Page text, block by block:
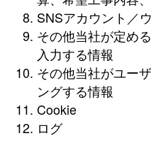
SNSアカウント／
その他当社が定め
入力する情報
その他当社がユー
ングする情報
Cookie
ログ